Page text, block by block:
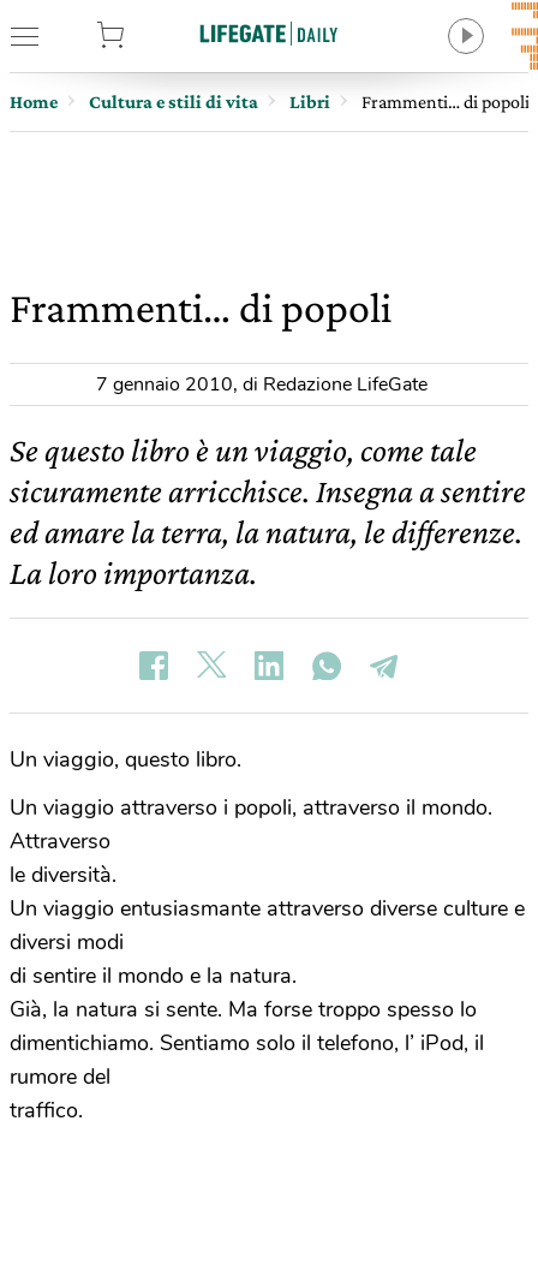
Home Cultura e stili di vita Libri Frammenti… di popoli
Frammenti… di popoli
7 gennaio 2010, di Redazione LifeGate
Se questo libro è un viaggio, come tale
sicuramente arricchisce. Insegna a sentire
ed amare la terra, la natura, le differenze.
La loro importanza.
Un viaggio, questo libro.
Un viaggio attraverso i popoli, attraverso il mondo.
Attraverso
le diversità.
Un viaggio entusiasmante attraverso diverse culture e
diversi modi
di sentire il mondo e la natura.
Già, la natura si sente. Ma forse troppo spesso lo
dimentichiamo. Sentiamo solo il telefono, l’ iPod, il
rumore del
traffico.